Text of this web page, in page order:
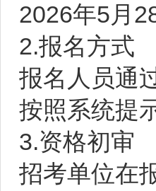
2026年5月
2.报名方式
报名人员通
按照系统提
3.资格初审
招考单位在